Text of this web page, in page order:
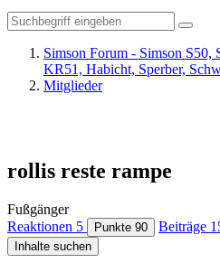
Simson Forum - Simson S50,
KR51, Habicht, Sperber,
Mitglieder
rollis reste rampe
Fußgänger
Reaktionen 5 Punkte 90 Beiträge
Inhalte suchen